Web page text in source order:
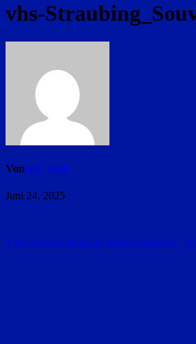
vhs-
Vonred_ra24
Juni 24, 2025
Beitragsnavigation
VHS-Online-Seminar: Sicher auftreten –